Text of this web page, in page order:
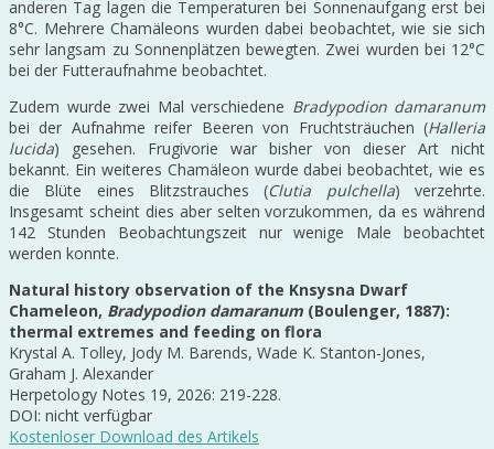
anderen Tag lagen die Temperaturen bei Sonnenaufgang erst bei
8°C. Mehrere Chamäleons wurden dabei beobachtet, wie sie sich
sehr langsam zu Sonnenplätzen bewegten. Zwei wurden bei 12°C
bei der Futteraufnahme beobachtet.
Zudem wurde zwei Mal verschiedene Bradypodion damaranum
bei der Aufnahme reifer Beeren von Fruchtsträuchen (Halleria
lucida) gesehen. Frugivorie war bisher von dieser Art nicht
bekannt. Ein weiteres Chamäleon wurde dabei beobachtet, wie es
die Blüte eines Blitzstrauches (Clutia pulchella) verzehrte.
Insgesamt scheint dies aber selten vorzukommen, da es während
142 Stunden Beobachtungszeit nur wenige Male beobachtet
werden konnte.
Natural history observation of the Knsysna Dwarf
Chameleon, Bradypodion damaranum (Boulenger, 1887):
thermal extremes and feeding on flora
Krystal A. Tolley, Jody M. Barends, Wade K. Stanton-Jones,
Graham J. Alexander
Herpetology Notes 19, 2026: 219-228.
DOI: nicht verfügbar
Kostenloser Download des Artikels